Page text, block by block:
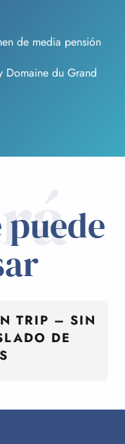
de media pensión
du Grand
TRIP – SIN
DE